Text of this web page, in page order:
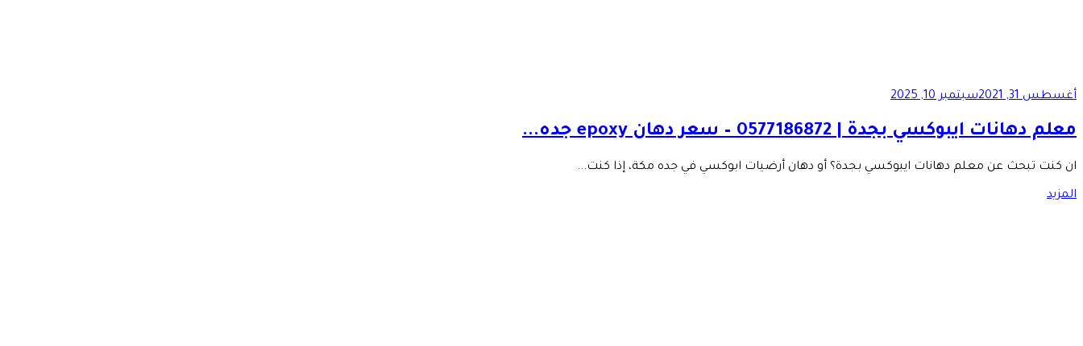
أغسطس 31, 2021 سبتمبر 10, 2025
معلم دهانات ايبوكسي بجدة | 0577186872 – سعر دهان epoxy جده...
ان كنت تبحث عن معلم دهانات ايبوكسي بجدة؟ أو دهان أرضيات ابوكسي في جده مكة، إذا كنت...
المزيد